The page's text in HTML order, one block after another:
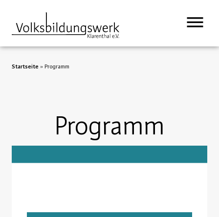
Startseite » Programm
Programm